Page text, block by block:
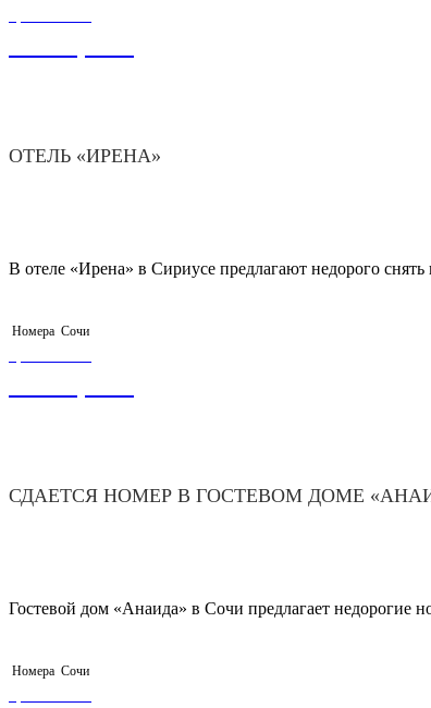
ОТЕЛЬ «ИРЕНА»
В отеле «Ирена» в Сириусе предлагают недорого
Номера Сочи
СДАЕТСЯ НОМЕР В ГОСТЕВОМ ДОМЕ
Гостевой дом «Анаида» в Сочи предлагает
Номера Сочи